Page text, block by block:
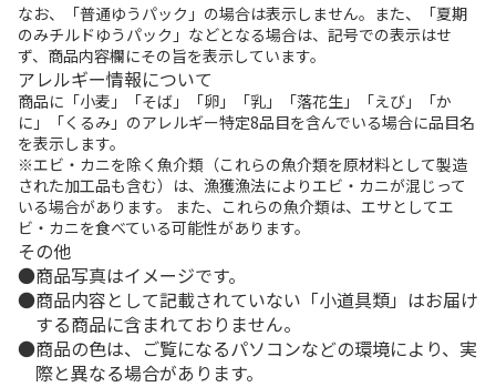
なお、「普通ゆうパック」の場合は表示しません。また、「夏期
のみチルドゆうパック」などとなる場合は、記号での表示はせ
ず、商品内容欄にその旨を表示しています。
アレルギー情報について
商品に「小麦」「そば」「卵」「乳」「落花生」「えび」「か
に」「くるみ」のアレルギー特定8品目を含んでいる場合に品目名
を表示します。
※エビ・カニを除く魚介類（これらの魚介類を原材料として製造
された加工品も含む）は、漁獲漁法によりエビ・カニが混じって
いる場合があります。 また、これらの魚介類は、エサとしてエ
ビ・カニを食べている可能性があります。
その他
商品写真はイメージです。
商品内容として記載されていない「小道具類」はお届け
する商品に含まれておりません。
商品の色は、ご覧になるパソコンなどの環境により、実
際と異なる場合があります。